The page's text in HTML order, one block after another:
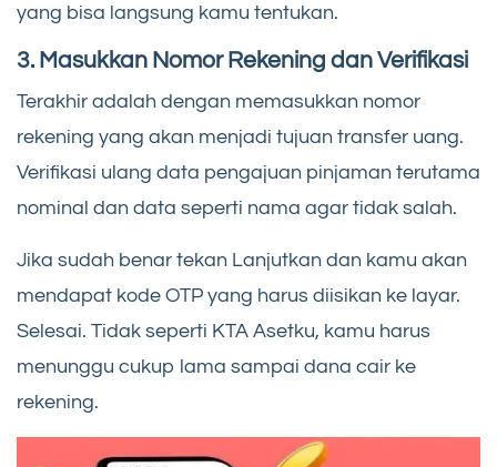
yang bisa langsung kamu tentukan.
3. Masukkan Nomor Rekening dan Verifikasi
Terakhir adalah dengan memasukkan nomor
rekening yang akan menjadi tujuan transfer uang.
Verifikasi ulang data pengajuan pinjaman terutama
nominal dan data seperti nama agar tidak salah.
Jika sudah benar tekan Lanjutkan dan kamu akan
mendapat kode OTP yang harus diisikan ke layar.
Selesai. Tidak seperti KTA Asetku, kamu harus
menunggu cukup lama sampai dana cair ke
rekening.